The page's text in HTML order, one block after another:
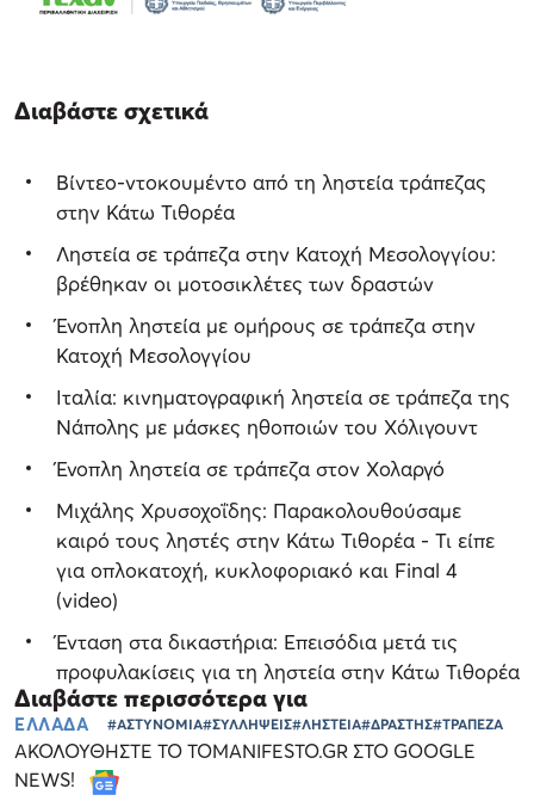
Διαβάστε σχετικά
Βίντεο-ντοκουμέντο από τη ληστεία τράπεζας
στην Κάτω Τιθορέα
Ληστεία σε τράπεζα στην Κατοχή Μεσολογγίου:
βρέθηκαν οι μοτοσικλέτες των δραστών
Ένοπλη ληστεία με ομήρους σε τράπεζα στην
Κατοχή Μεσολογγίου
Ιταλία: κινηματογραφική ληστεία σε τράπεζα της
Νάπολης με μάσκες ηθοποιών του Χόλιγουντ
Ένοπλη ληστεία σε τράπεζα στον Χολαργό
Μιχάλης Χρυσοχοΐδης: Παρακολουθούσαμε
καιρό τους ληστές στην Κάτω Τιθορέα - Τι είπε
για οπλοκατοχή, κυκλοφοριακό και Final 4
(video)
Ένταση στα δικαστήρια: Επεισόδια μετά τις
προφυλακίσεις για τη ληστεία στην Κάτω Τιθορέα
Διαβάστε περισσότερα για
ΕΛΛΑΔΑ #ΑΣΤΥΝΟΜΙΑ#ΣΥΛΛΗΨΕΙΣ#ΛΗΣΤΕΙΑ#ΔΡΑΣΤΗΣ#ΤΡΑΠΕΖΑ
ΑΚΟΛΟΥΘΗΣΤΕ ΤΟ TOMANIFESTO.GR ΣΤΟ GOOGLE
NEWS!